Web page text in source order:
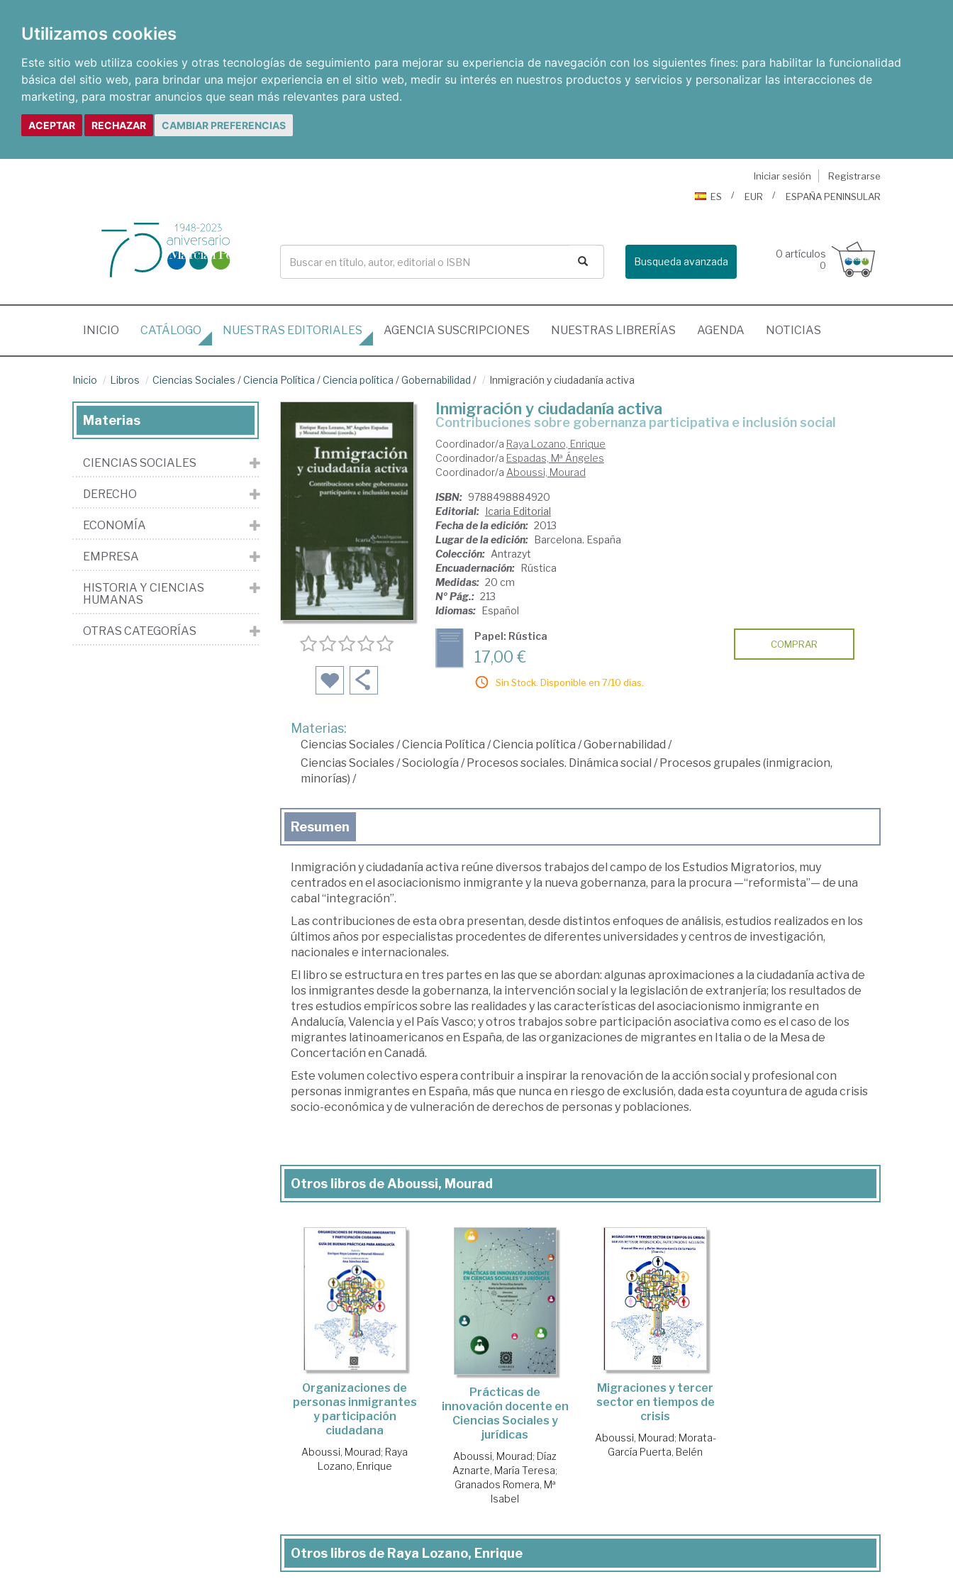
Utilizamos cookies
Este sitio web utiliza cookies y otras tecnologías de seguimiento para mejorar su experiencia de navegación con los siguientes fines: para habilitar la funcionalidad
básica del sitio web, para brindar una mejor experiencia en el sitio web, medir su interés en nuestros productos y servicios y personalizar las interacciones de
marketing, para mostrar anuncios que sean más relevantes para usted.
ACEPTAR RECHAZAR CAMBIAR PREFERENCIAS
Iniciar sesión
Registrarse
ES
EUR ESPAÑA PENINSULAR
Busqueda avanzada
0 artículos
0
INICIO (CURRENT)
CATÁLOGO NUESTRAS EDITORIALES AGENCIA SUSCRIPCIONES NUESTRAS LIBRERÍAS AGENDA NOTICIAS
Inicio Libros Ciencias Sociales /Ciencia Política /Ciencia política /Gobernabilidad / Inmigración y ciudadanía activa
Inmigración y ciudadanía activa
contribuciones sobre gobernanza participativa e inclusión social
Coordinador/a Raya Lozano, Enrique
Coordinador/a Espadas, Mª Ángeles
Coordinador/a Aboussi, Mourad
ISBN: 9788498884920
Editorial: Icaria Editorial
Fecha de la edición: 2013
Lugar de la edición: Barcelona. España
Colección: Antrazyt
Encuadernación: Rústica
Medidas: 20 cm
Nº Pág.: 213
Idiomas: Español
Papel: Rústica
17,00 €
Sin Stock. Disponible en 7/10 días.
COMPRAR
Materias:
Ciencias Sociales/Ciencia Política /Ciencia política /Gobernabilidad /
Ciencias Sociales/Sociología /Procesos sociales. Dinámica social /Procesos grupales (inmigracion,
minorías) /
Resumen
Inmigración y ciudadanía activa reúne diversos trabajos del campo de los Estudios Migratorios, muy
centrados en el asociacionismo inmigrante y la nueva gobernanza, para la procura —“reformista”— de una
cabal “integración”.
Las contribuciones de esta obra presentan, desde distintos enfoques de análisis, estudios realizados en los
últimos años por especialistas procedentes de diferentes universidades y centros de investigación,
nacionales e internacionales.
El libro se estructura en tres partes en las que se abordan: algunas aproximaciones a la ciudadanía activa de
los inmigrantes desde la gobernanza, la intervención social y la legislación de extranjería; los resultados de
tres estudios empíricos sobre las realidades y las características del asociacionismo inmigrante en
Andalucía, Valencia y el País Vasco; y otros trabajos sobre participación asociativa como es el caso de los
migrantes latinoamericanos en España, de las organizaciones de migrantes en Italia o de la Mesa de
Concertación en Canadá.
Este volumen colectivo espera contribuir a inspirar la renovación de la acción social y profesional con
personas inmigrantes en España, más que nunca en riesgo de exclusión, dada esta coyuntura de aguda crisis
socio-económica y de vulneración de derechos de personas y poblaciones.
Otros libros de Aboussi, Mourad
Organizaciones de
personas inmigrantes
y participación
ciudadana
Aboussi, Mourad; Raya
Lozano, Enrique
Prácticas de
innovación docente en
Ciencias Sociales y
jurídicas
Aboussi, Mourad; Díaz
Aznarte, María Teresa;
Granados Romera, Mª
Isabel
Migraciones y tercer
sector en tiempos de
crisis
Aboussi, Mourad; Morata-
García Puerta, Belén
Otros libros de Raya Lozano, Enrique
Materias
CIENCIAS SOCIALES
DERECHO
ECONOMÍA
EMPRESA
HISTORIA Y CIENCIAS
HUMANAS
OTRAS CATEGORÍAS